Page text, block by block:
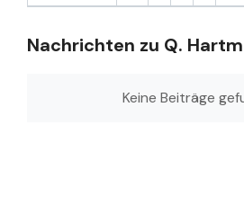
Nachrichten zu Q.
Keine Beiträge